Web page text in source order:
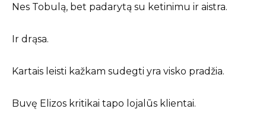
Nes Tobulą, bet padarytą su ketinimu ir aistra.
Ir drąsa.
Kartais leisti kažkam sudegti yra visko pradžia.
Buvę Elizos kritikai tapo lojalūs klientai.